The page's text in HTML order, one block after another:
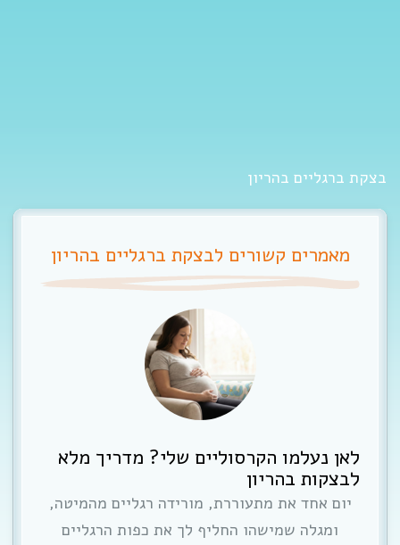
בצקת ברגליים בהריון
מאמרים קשורים לבצקת ברגליים בהריון
לאן נעלמו הקרסוליים שלי? מדריך מלא
לבצקות בהריון
יום אחד את מתעוררת, מורידה רגליים מהמיטה,
ומגלה שמישהו החליף לך את כפות הרגליים